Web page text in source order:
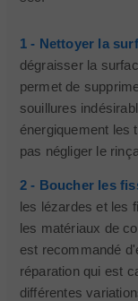
1 - Nettoyer la
dégraisser la
permet de
souillures
énergiquement les
pas négliger le
2 - Boucher les
les lézardes et les
les matériaux de
est recommandé
réparation qui est
différentes